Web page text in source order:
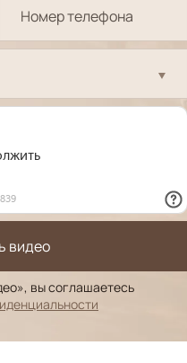
видео
вы соглашаетесь